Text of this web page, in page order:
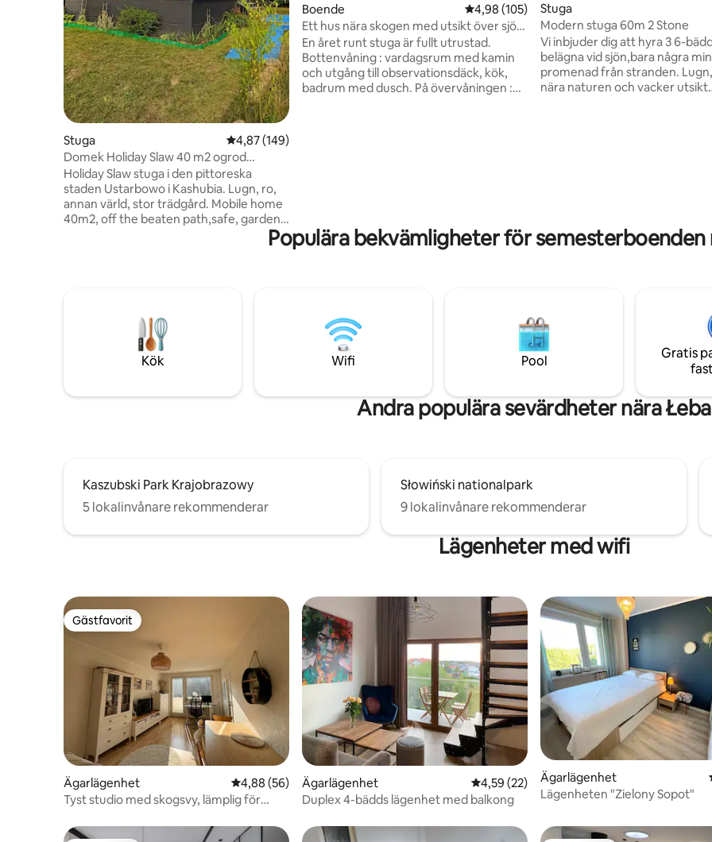
Stuga 4,87 av 5 i genomsnittligt betyg, 149 omdömen
4,87 (149)
Domek Holiday Slaw 40 m2 ogrod
parkering zielen cisza
Holiday Slaw stuga i den pittoreska
staden Ustarbowo i Kashubia. Lugn, ro,
annan värld, stor trädgård. Mobile home
40m2, off the beaten path,safe, garden,
freeWIFI, parking, grill. #Kaszuby #Tricity
Club ,7 km attraktiv # WEJHEROWO,
rezervat Pełcznica. Vi ser fram emot ditt
SAMTYCKE USA har avslöjat
Boende 4,98 av 5 i genomsnittligt betyg, 105
4,98 (105)
Ett hus nära skogen med utsikt över sjön
i Kaszubach
En året runt stuga är fullt utrustad.
Bottenvåning : vardagsrum med kamin
och utgång till observationsdäck, kök,
badrum med dusch. På övervåningen :
Stuga
Modern stuga 60m 2 Stone
Vi inbjuder dig att hyra 3 6-
belägna vid sjön,bara några
promenad från stranden.
nära naturen och vacker utsikt
Populära bekvämligheter för semesterboenden
Kök Wifi Pool
Gratis
Andra populära sevärdheter nära Łeba
Kaszubski Park Krajobrazowy
5 lokalinvånare rekommenderar
Słowiński nationalpark
9 lokalinvånare rekommenderar
Lägenheter med wifi
Gästfavorit
Gästfavorit
Ägarlägenhet 4,88 av 5 i genomsnittligt betyg, 56 omdömen
4,88 (56)
Tyst studio med skogsvy, lämplig för
Ägarlägenhet 4,59 av 5 i genomsnittligt betyg, 22
4,59 (22)
Duplex 4-bädds lägenhet med balkong
Ägarlägenhet
Lägenheten "Zielony Sopot"